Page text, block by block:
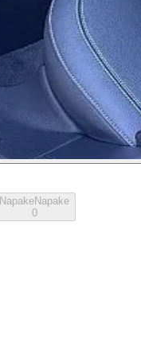
NapakeNapake
0